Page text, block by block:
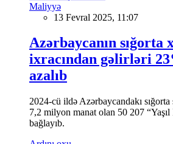
Maliyyə
13 Fevral 2025, 11:07
Azərbaycanın
ixracından gəlirləri
azalıb
2024-cü ildə Azərbaycandakı
7,2 milyon manat olan 50 207
bağlayıb.